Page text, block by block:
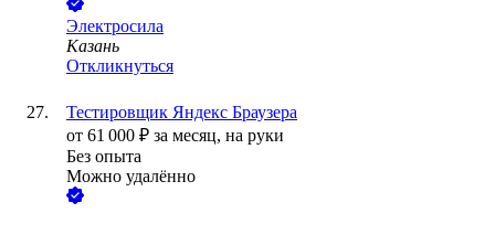
Электросила
Казань
Откликнуться
Тестировщик Яндекс Браузера
от 61 000 ₽ за месяц, на руки
Без опыта
Можно удалённо